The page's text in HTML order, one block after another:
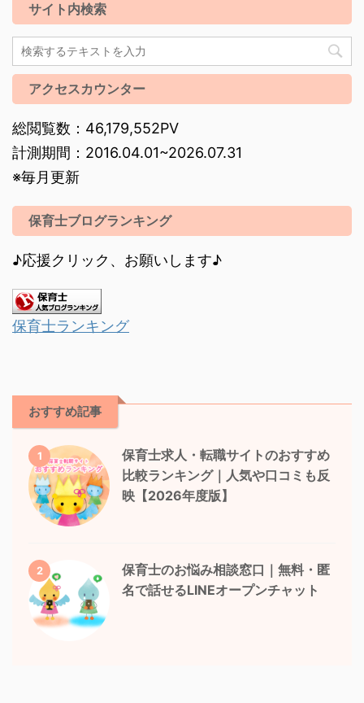
サイト内検索
アクセスカウンター
総閲覧数：46,179,552PV
計測期間：2016.04.01~2026.07.31
※毎月更新
保育士ブログランキング
♪応援クリック、お願いします♪
保育士ランキング
おすすめ記事
1
保育士求人・転職サイトのおすすめ
比較ランキング｜人気や口コミも反
映【2026年度版】
2
保育士のお悩み相談窓口｜無料・匿
名で話せるLINEオープンチャット